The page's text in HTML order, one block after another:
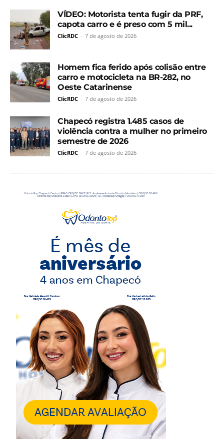
VÍDEO: Motorista tenta fugir da PRF,
capota carro e é preso com 5 mil...
ClicRDC - 7 de agosto de 2026
Homem fica ferido após colisão entre
carro e motocicleta na BR-282, no
Oeste Catarinense
ClicRDC - 7 de agosto de 2026
Chapecó registra 1.485 casos de
violência contra a mulher no primeiro
semestre de 2026
ClicRDC - 7 de agosto de 2026